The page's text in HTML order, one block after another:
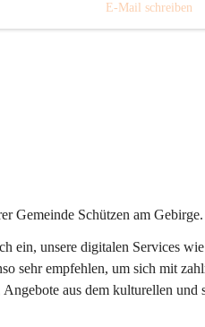
E-Mail schreiben
Gemeinde Schützen am Gebirge.
ein, unsere digitalen Services
sehr empfehlen, um sich mit
Angebote aus dem kulturellen